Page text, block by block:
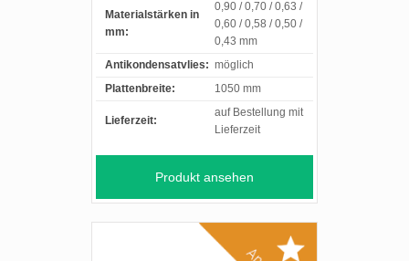
Materialstärken in
mm:
0,90 / 0,70 / 0,63 /
0,60 / 0,58 / 0,50 /
0,43 mm
Antikondensatvlies: möglich
Plattenbreite:
1050 mm
Lieferzeit:
auf Bestellung mit
Lieferzeit
Produkt ansehen